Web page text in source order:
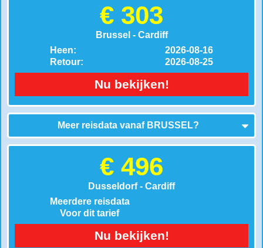
€ 303
Brussel - Cardiff
Heen:
Retour:
2026-08-16
2026-08-25
Nu bekijken!
Meer reisdata vanaf BRUSSEL?
€ 496
Dusseldorf - Cardiff
Meerdere reisdata
Voor dit tarief
Nu bekijken!